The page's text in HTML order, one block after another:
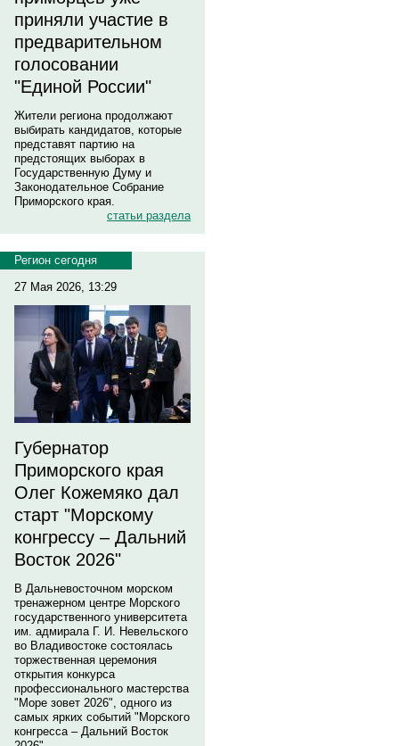
приняли участие в
предварительном
голосовании
"Единой России"
Жители региона продолжают
выбирать кандидатов, которые
представят партию на
предстоящих выборах в
Государственную Думу и
Законодательное Собрание
Приморского края.
статьи раздела
Регион сегодня
27 Мая 2026, 13:29
Губернатор
Приморского края
Олег Кожемяко дал
старт "Морскому
конгрессу – Дальний
Восток 2026"
В Дальневосточном морском
тренажерном центре Морского
государственного университета
им. адмирала Г. И. Невельского
во Владивостоке состоялась
торжественная церемония
открытия конкурса
профессионального мастерства
"Море зовет 2026", одного из
самых ярких событий "Морского
конгресса – Дальний Восток